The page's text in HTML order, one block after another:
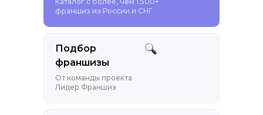
франшиз из России и СНГ
Подбор
франшизы
От команды проекта
Лидер Франшиз